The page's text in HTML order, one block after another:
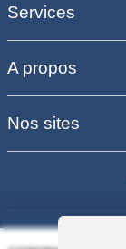
Services
A propos
Nos sites